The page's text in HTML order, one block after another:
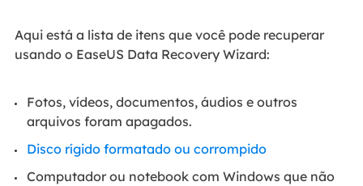
Aqui está a lista de itens que você pode recuperar
usando o EaseUS Data Recovery Wizard:
Fotos, vídeos, documentos, áudios e outros
arquivos foram apagados.
Disco rígido formatado ou corrompido
Computador ou notebook com Windows que não